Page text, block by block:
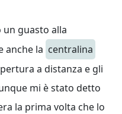
guasto alla
anche la centralina
a distanza e gli
mi è stato detto
la prima volta che lo